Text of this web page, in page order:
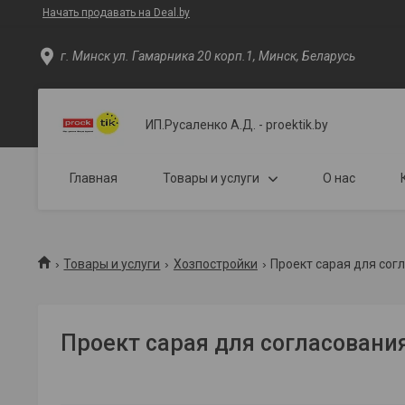
Начать продавать на Deal.by
г. Минск ул. Гамарника 20 корп.1, Минск, Беларусь
ИП.Русаленко А.Д. - proektik.by
Главная Товары и услуги О нас
Товары и услуги Хозпостройки Проект сарая для
Проект сарая для